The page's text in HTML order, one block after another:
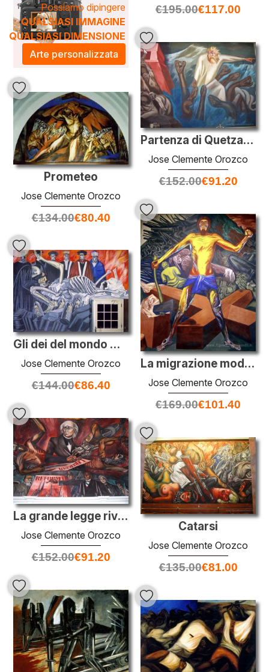
Possiamo dipingere
QUALSIASI IMMAGINE
QUALSIASI DIMENSIONE
Arte personalizzata
€195.00€117.00
Partenza di Quetzalcoatl - L'epopea della civiltà americana
Jose Clemente Orozco
€152.00€91.20
Prometeo
Jose Clemente Orozco
€134.00€80.40
La migrazione moderna dello Spirito - L'epopea di civiltà americ
Jose Clemente Orozco
€169.00€101.40
Gli dei del mondo moderno - l'epopea della civiltà americana
Jose Clemente Orozco
€144.00€86.40
La grande legge rivoluzionaria messicana e la libertà degli schi
Jose Clemente Orozco
€152.00€91.20
Catarsi
Jose Clemente Orozco
€135.00€81.00